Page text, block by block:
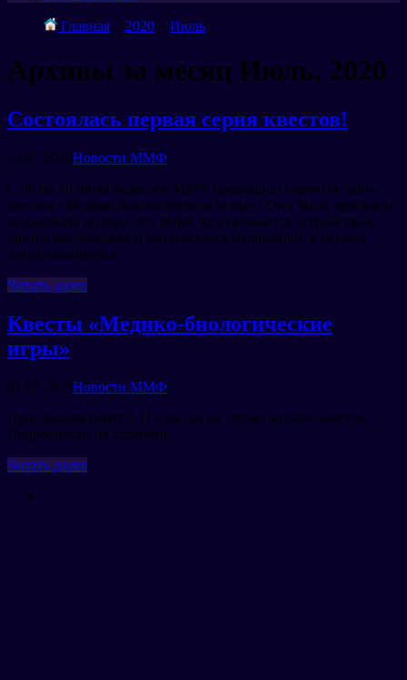
Главная > 2020 > Июль
Архивы за месяц Июль, 2020
Состоялась первая серия квестов!
14.07.2020Новости ММФ
С 06 по 10 июля педагоги ММФ проводили серию онлайн-
квестов «Медико-биологические игры». Они были призваны
поддержать интерес тех ребят, кто увлекается устройством
организма человека и интересуется медициной, в период
продолжающейся …
Читать далее
Квесты «Медико-биологические
игры»
01.07.2020Новости ММФ
Приглашаем ребят 8-11 классов на серию онлайн-квестов.
Подробности на странице.
Читать далее